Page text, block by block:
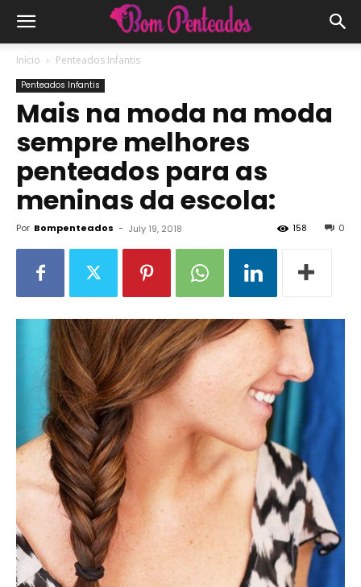
Início Penteados Infantis
Penteados Infantis
Mais na moda na moda
sempre melhores
penteados para as
meninas da escola:
Por Bompenteados - July 19, 2018 0
158